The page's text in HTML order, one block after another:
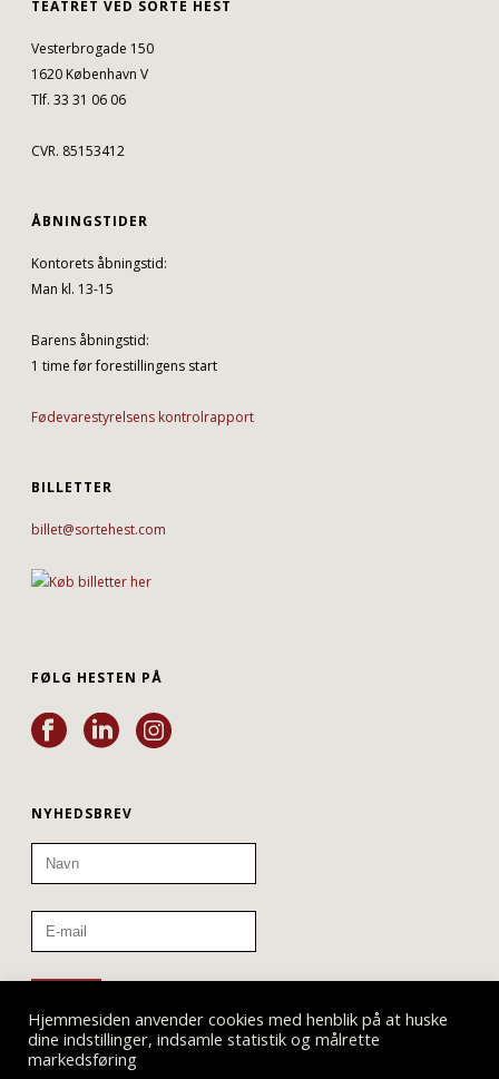
TEATRET VED SORTE HEST
Vesterbrogade 150
1620 København V
Tlf. 33 31 06 06
CVR. 85153412
ÅBNINGSTIDER
Kontorets åbningstid:
Man kl. 13-15
Barens åbningstid:
1 time før forestillingens start
Fødevarestyrelsens kontrolrapport
BILLETTER
billet@sortehest.com
FØLG HESTEN PÅ
NYHEDSBREV
Hjemmesiden anvender cookies med henblik på at huske
dine indstillinger, indsamle statistik og målrette
markedsføring